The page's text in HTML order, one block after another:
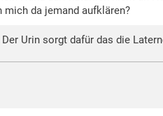
mich da jemand aufklären?
Urin sorgt dafür das die